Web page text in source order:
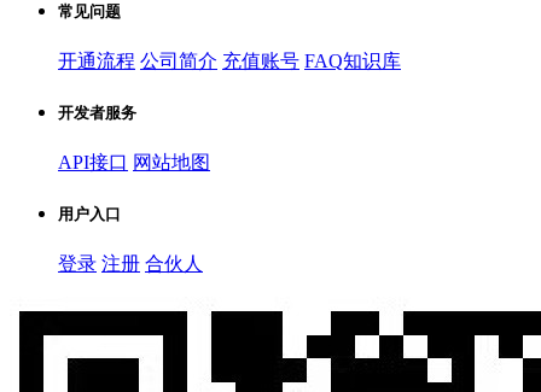
常见问题
开通流程 公司简介 充值账号 FAQ知识库
开发者服务
API接口 网站地图
用户入口
登录 注册 合伙人